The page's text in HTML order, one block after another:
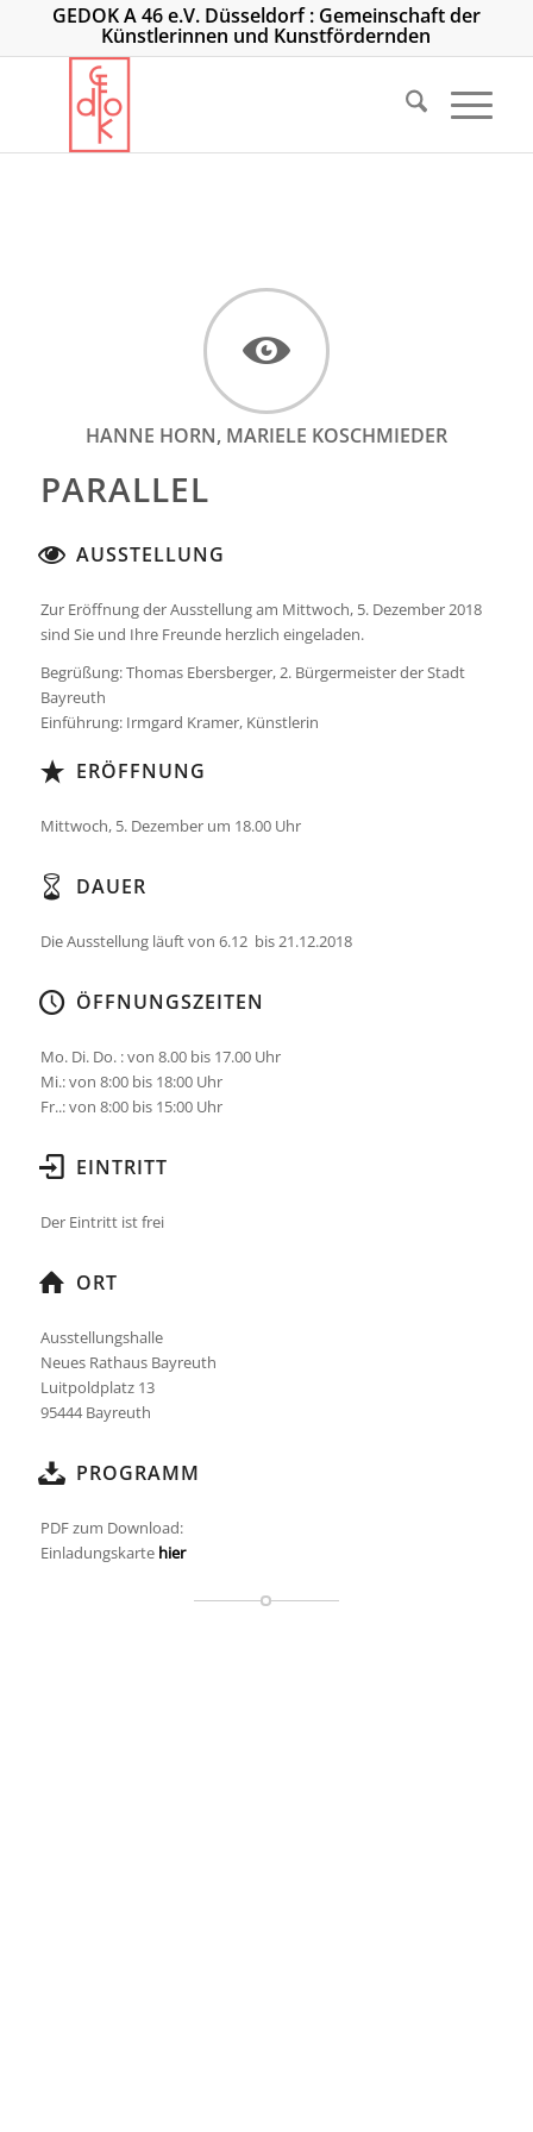
GEDOK A 46 e.V. Düsseldorf : Gemeinschaft der
Künstlerinnen und Kunstfördernden
HANNE HORN, MARIELE KOSCHMIEDER
PARALLEL
AUSSTELLUNG
Zur Eröffnung der Ausstellung am Mittwoch, 5. Dezember 2018
sind Sie und Ihre Freunde herzlich eingeladen.
Begrüßung: Thomas Ebersberger, 2. Bürgermeister der Stadt
Bayreuth
Einführung: Irmgard Kramer, Künstlerin
ERÖFFNUNG
Mittwoch, 5. Dezember um 18.00 Uhr
DAUER
Die Ausstellung läuft von 6.12 bis 21.12.2018
ÖFFNUNGSZEITEN
Mo. Di. Do. : von 8.00 bis 17.00 Uhr
Mi.: von 8:00 bis 18:00 Uhr
Fr..: von 8:00 bis 15:00 Uhr
EINTRITT
Der Eintritt ist frei
ORT
Ausstellungshalle
Neues Rathaus Bayreuth
Luitpoldplatz 13
95444 Bayreuth
PROGRAMM
PDF zum Download:
Einladungskarte hier